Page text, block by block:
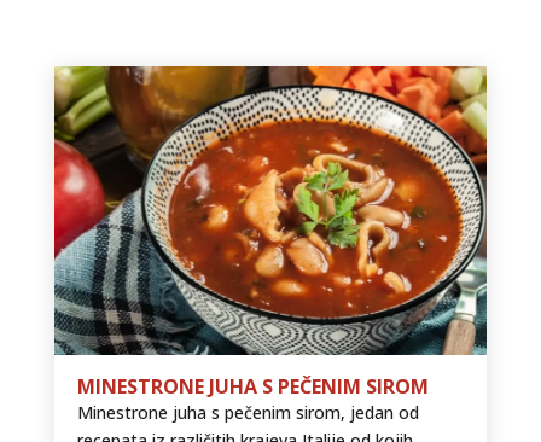
MINESTRONE JUHA S PEČENIM SIROM
Minestrone juha s pečenim sirom, jedan od